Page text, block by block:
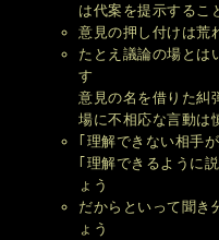
は代案を提示するこ
意見の押し付けは荒
たとえ議論の場とは
す
意見の名を借りた糾
場に不相応な言動は
｢理解できない相手
｢理解できるように
ょう
だからといって聞き
ょう